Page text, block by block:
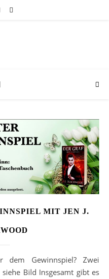
MIT JEN J.
Bild Insgesamt gibt es